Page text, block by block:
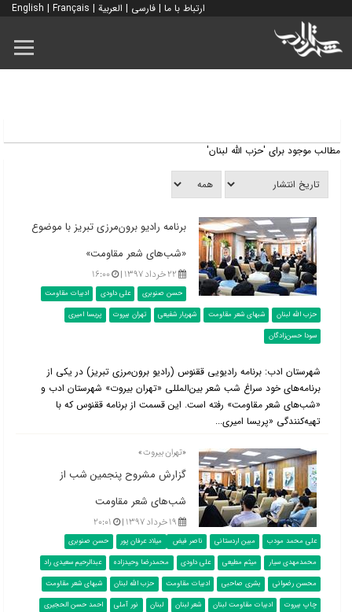
ارتباط با ما | فارسی | العربية |
English | Français
مطالب موجود برای 'حزب الله لبنان'
برنامه رادیو برون‌مرزی تبریز با موضوع
«شب‌های شعر مقاومت»
۲۲ خرداد ۱۳۹۷ | ۱۶:۰۰
حسن صنوبری علی داودی
ادبیات مقاومت
حزب الله لبنان
شبهای شعر مقاومت شهریار شفیعی تهران بیروت
پریسا امیری
سودا حسن‌زادگان
شهرستان ادب: برنامه رادیویی ققنوس (رادیو برون‌مرزی تبریز) در یکی از
برنامه‌های خود سراغ شب شعر بین‌المللی «تهران بیروت» شهرستان ادب و
«شب‌های شعر مقاومت» رفته است. این قسمت از برنامه ققنوس که با
تهیه‌کنندگی «پریسا امیری...
«تهران بیروت»
گزارش مشروح پنجمین شب از
شب‌های شعر مقاومت
۱۹ خرداد ۱۳۹۷ | ۲۰:۰۱
علی محمد مودب مبین اردستانی ناصر فیض میلاد عرفان پور
حسن صنوبری
محمدمهدی سیار
میثم مطیعی علی داودی محمدرضا وحیدزاده
عبدالرحیم سعیدی راد
محسن رضوانی
بشری صاحبی ادبیات مقاومت حزب الله لبنان
شبهای شعر مقاومت
چاپ بیروت
ادبیات مقاومت لبنان شعر لبنان لبنان نور آملی
احمد حسن الحجیری